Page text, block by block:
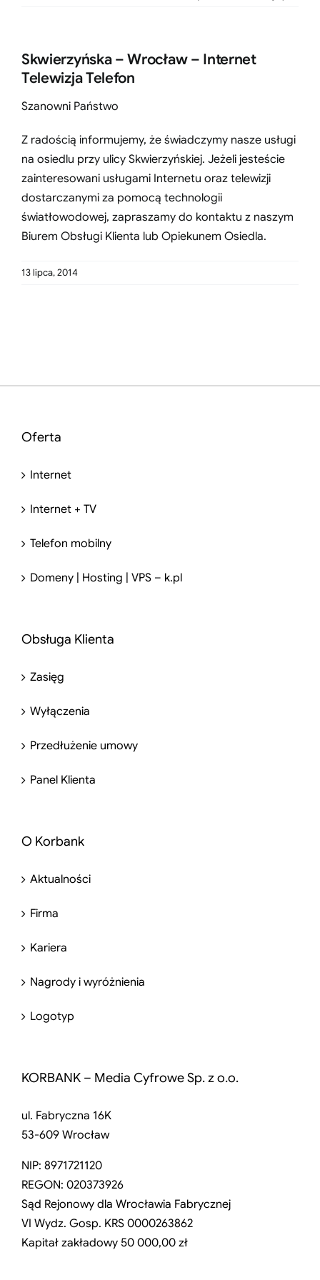
Skwierzyńska – Wrocław – Internet
Telewizja Telefon
Szanowni Państwo
Z radością informujemy, że świadczymy nasze usługi
na osiedlu przy ulicy Skwierzyńskiej. Jeżeli jesteście
zainteresowani usługami Internetu oraz telewizji
dostarczanymi za pomocą technologii
światłowodowej, zapraszamy do kontaktu z naszym
Biurem Obsługi Klienta lub Opiekunem Osiedla.
13 lipca, 2014
Oferta
Internet
Internet + TV
Telefon mobilny
Domeny | Hosting | VPS – k.pl
Obsługa Klienta
Zasięg
Wyłączenia
Przedłużenie umowy
Panel Klienta
O Korbank
Aktualności
Firma
Kariera
Nagrody i wyróżnienia
Logotyp
KORBANK – Media Cyfrowe Sp. z o.o.
ul. Fabryczna 16K
53-609 Wrocław
NIP: 8971721120
REGON: 020373926
Sąd Rejonowy dla Wrocławia Fabrycznej
VI Wydz. Gosp. KRS 0000263862
Kapitał zakładowy 50 000,00 zł